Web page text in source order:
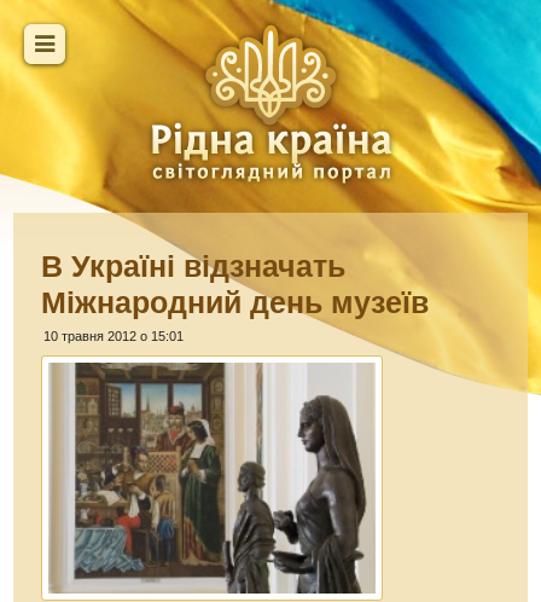
В Україні відзначать
Міжнародний день музеїв
10 травня 2012 о 15:01